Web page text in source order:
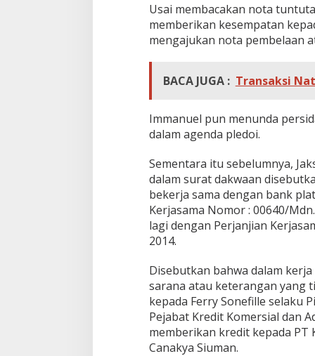
Usai membacakan nota
memberikan kesempatan
mengajukan nota pembelaan
BACA JUGA : Transaksi
Immanuel pun menunda
dalam agenda pledoi.
Sementara itu sebelumnya,
dalam surat dakwaan
bekerja sama dengan bank
Kerjasama Nomor : 00640/
lagi dengan Perjanjian
2014.
Disebutkan bahwa dalam
sarana atau keterangan yang
kepada Ferry Sonefille selaku
Pejabat Kredit Komersial dan
memberikan kredit kepada PT
Canakya Siuman.